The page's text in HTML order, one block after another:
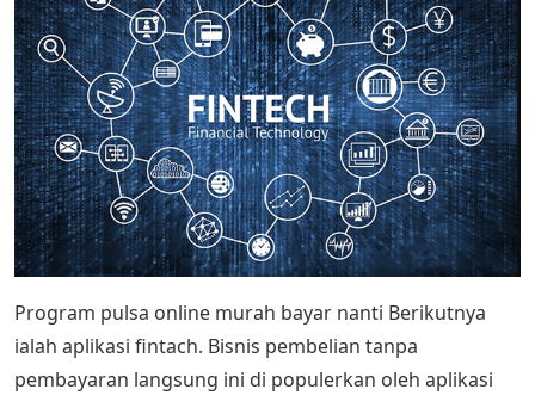
Program pulsa online murah bayar nanti Berikutnya
ialah aplikasi fintach. Bisnis pembelian tanpa
pembayaran langsung ini di populerkan oleh aplikasi